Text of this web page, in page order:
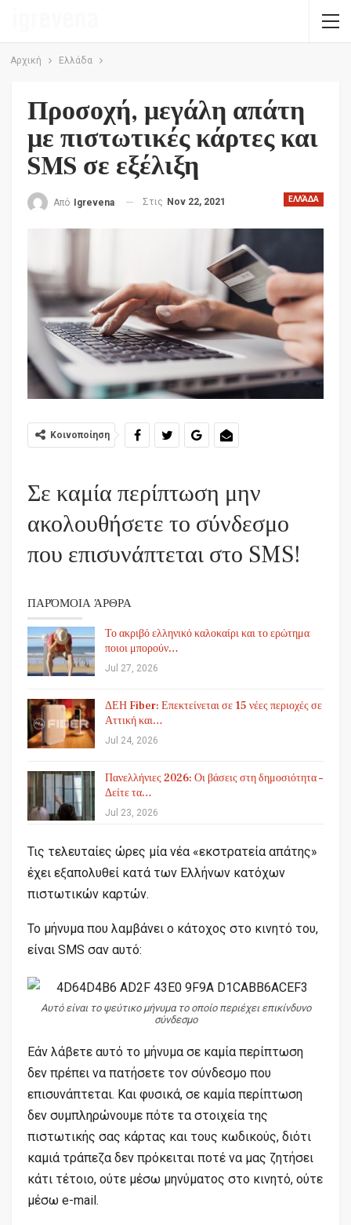
Αρχική Ελλάδα
Προσοχή, μεγάλη απάτη
με πιστωτικές κάρτες και
SMS σε εξέλιξη
ΕΛΛΆΔΑ
Από Igrevena Στις Nov 22, 2021
Κοινοποίηση
Σε καμία περίπτωση μην
ακολουθήσετε το σύνδεσμο
που επισυνάπτεται στο SMS!
ΠΑΡΌΜΟΙΑ ΆΡΘΡΑ
Το ακριβό ελληνικό καλοκαίρι και το ερώτημα
ποιοι μπορούν…
Jul 27, 2026
ΔΕΗ Fiber: Επεκτείνεται σε 15 νέες περιοχές σε
Αττική και…
Jul 24, 2026
Πανελλήνιες 2026: Οι βάσεις στη δημοσιότητα –
Δείτε τα…
Jul 23, 2026
Τις τελευταίες ώρες μία νέα «εκστρατεία απάτης»
έχει εξαπολυθεί κατά των Ελλήνων κατόχων
πιστωτικών καρτών.
Το μήνυμα που λαμβάνει ο κάτοχος στο κινητό του,
είναι SMS σαν αυτό:
Αυτό είναι το ψεύτικο μήνυμα το οποίο περιέχει επικίνδυνο
σύνδεσμο
Εάν λάβετε αυτό το μήνυμα σε καμία περίπτωση
δεν πρέπει να πατήσετε τον σύνδεσμο που
επισυνάπτεται. Και φυσικά, σε καμία περίπτωση
δεν συμπληρώνουμε πότε τα στοιχεία της
πιστωτικής σας κάρτας και τους κωδικούς, διότι
καμιά τράπεζα δεν πρόκειται ποτέ να μας ζητήσει
κάτι τέτοιο, ούτε μέσω μηνύματος στο κινητό, ούτε
μέσω e-mail.